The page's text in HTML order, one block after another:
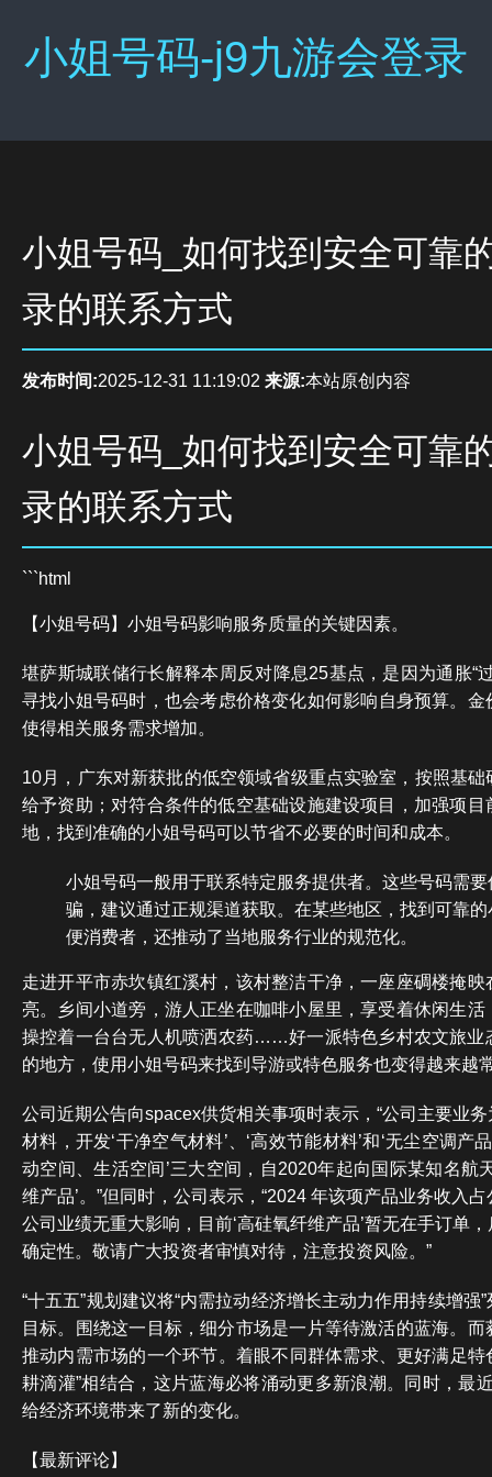
小姐号码-j9九游会登录
小姐号码_如何找到安全可靠
录的联系方式
发布时间:2025-12-31 11:19:02 来源:本站原创内容
小姐号码_如何找到安全可靠
录的联系方式
```html
【小姐号码】小姐号码影响服务质量的关键因素。
堪萨斯城联储行长解释本周反对降息25基点，是因为通胀“
寻找小姐号码时，也会考虑价格变化如何影响自身预算。
使得相关服务需求增加。
10月，广东对新获批的低空领域省级重点实验室，按照基
给予资助；对符合条件的低空基础设施建设项目，加强项
地，找到准确的小姐号码可以节省不必要的时间和成本。
小姐号码一般用于联系特定服务提供者。这些号码需
骗，建议通过正规渠道获取。在某些地区，找到可靠
便消费者，还推动了当地服务行业的规范化。
走进开平市赤坎镇红溪村，该村整洁干净，一座座碉楼掩
亮。乡间小道旁，游人正坐在咖啡小屋里，享受着休闲生
操控着一台台无人机喷洒农药……好一派特色乡村农文旅业
的地方，使用小姐号码来找到导游或特色服务也变得越来越
公司近期公告向spacex供货相关事项时表示，“公司主要业
材料，开发‘干净空气材料’、‘高效节能材料’和‘无尘空调产
动空间、生活空间’三大空间，自2020年起向国际某知名航
维产品’。”但同时，公司表示，“2024 年该项产品业务收入
公司业绩无重大影响，目前‘高硅氧纤维产品’暂无在手订单
确定性。敬请广大投资者审慎对待，注意投资风险。”
“十五五”规划建议将“内需拉动经济增长主动力作用持续增强
目标。围绕这一目标，细分市场是一片等待激活的蓝海。
推动内需市场的一个环节。着眼不同群体需求、更好满足特
耕滴灌”相结合，这片蓝海必将涌动更多新浪潮。同时，最
给经济环境带来了新的变化。
【最新评论】